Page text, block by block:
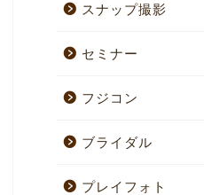
スナップ撮影
セミナー
フジコン
ブライダル
プレイフォト